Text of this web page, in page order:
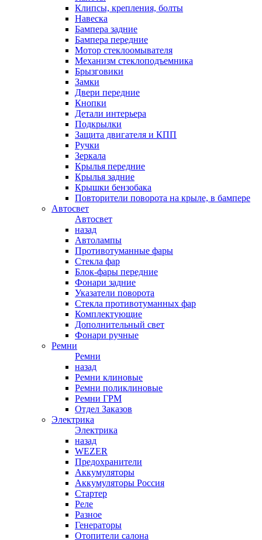
Клипсы, крепления, болты
Навеска
Бампера задние
Бампера передние
Мотор стеклоомывателя
Механизм стеклоподъемника
Брызговики
Замки
Двери передние
Кнопки
Детали интерьера
Подкрылки
Защита двигателя и КПП
Ручки
Зеркала
Крылья передние
Крылья задние
Крышки бензобака
Повторители поворота на крыле, в бампере
Автосвет
Автосвет
назад
Автолампы
Противотуманные фары
Стекла фар
Блок-фары передние
Фонари задние
Указатели поворота
Стекла противотуманных фар
Комплектующие
Дополнительный свет
Фонари ручные
Ремни
Ремни
назад
Ремни клиновые
Ремни поликлиновые
Ремни ГРМ
Отдел Заказов
Электрика
Электрика
назад
WEZER
Предохранители
Аккумуляторы
Аккумуляторы Россия
Стартер
Реле
Разное
Генераторы
Отопители салона